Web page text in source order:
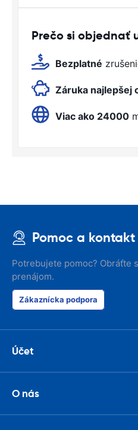
Prečo si objednať
Bezplatné
Záruka najlepšej
Viac ako 24000
Pomoc a kontakt
Potrebujete pomoc? Obráťte
prenájom.
Zákaznícka podpora
Účet
O nás